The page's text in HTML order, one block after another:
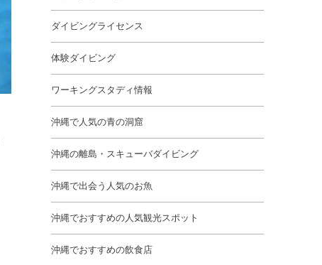
ダイビングライセンス
体験ダイビング
ワーキングスタディ情報
沖縄で人気の青の洞窟
沖縄の離島・スキューバダイビング
沖縄で出会う人気のお魚
沖縄でおすすめの人気観光スポット
沖縄でおすすめの飲食店